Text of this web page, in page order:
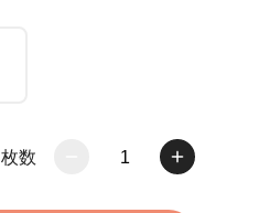
枚数 1